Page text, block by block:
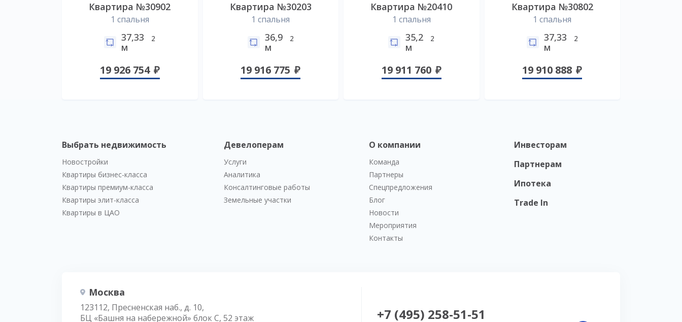
Квартира №30902
1 спальня
37,33
м
2
19 926 754
Квартира №30203
1 спальня
36,9
м
2
19 916 775
Квартира №20410
1 спальня
35,2
м
2
19 911 760
Квартира №30802
1 спальня
37,33
м
2
19 910 888
Выбрать недвижимость
Новостройки
Квартиры бизнес-класса
Квартиры премиум-класса
Квартиры элит-класса
Квартиры в ЦАО
Девелоперам
Услуги
Аналитика
Консалтинговые работы
Земельные участки
О компании
Команда
Партнеры
Спецпредложения
Блог
Новости
Мероприятия
Контакты
Инвесторам
Партнерам
Ипотека
Trade In
Москва
123112, Пресненская наб., д. 10,
БЦ «Башня на набережной» блок С, 52 этаж
+7 (495) 258-51-51